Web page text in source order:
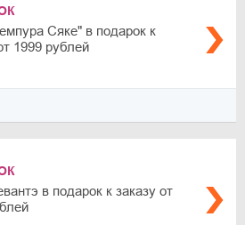
Сяке" в подарок к
1999 рублей
в подарок к заказу от